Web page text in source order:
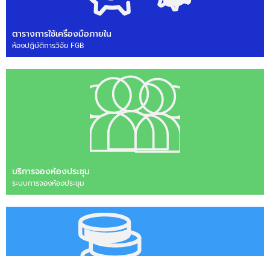
ตารางการใช้เครื่องมือภายใน
ห้องปฏิบัติการวิจัย FGB
บริการจองห้องประชุม
ระบบการจองห้องประชุม